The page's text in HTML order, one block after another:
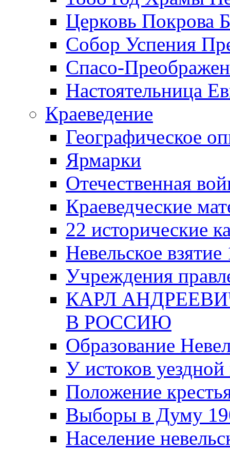
Церковь Покрова
Собор Успения
Спасо-
Настоятельница
Краеведение
Географическое
Ярмарки
Отечественная
Краеведческие
22 исторические
Невельское
Учреждения
КАРЛ
В РОССИЮ
Образование
У истоков
Положение
Выборы в Думу
Население